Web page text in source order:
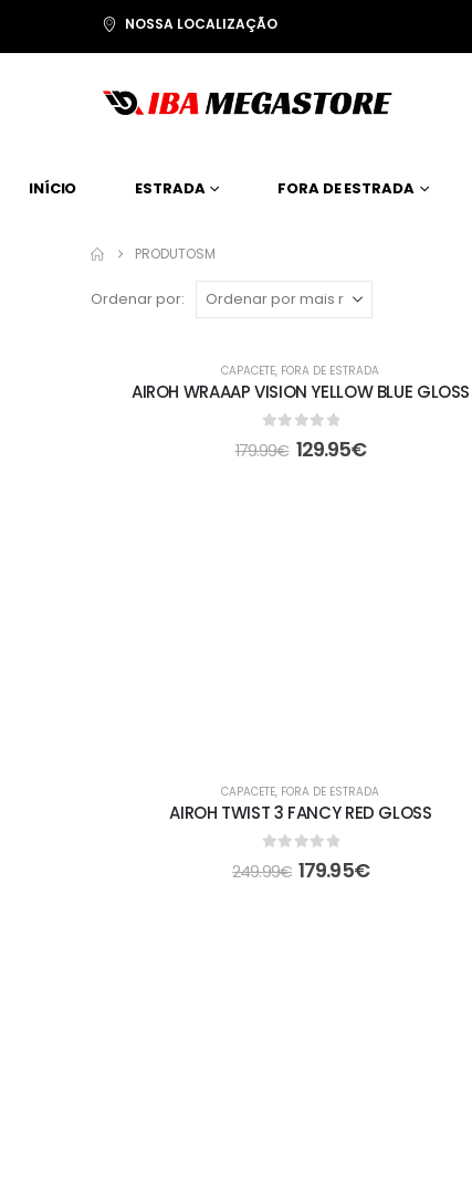
NOSSA LOCALIZAÇÃO
INÍCIO ESTRADA FORA DE ESTRADA
PRODUTOSM
Ordenar por:
CAPACETE, FORA DE ESTRADA
AIROH WRAAAP VISION YELLOW BLUE GLOSS
out of 5
179.99€ 129.95€
CAPACETE, FORA DE ESTRADA
AIROH TWIST 3 FANCY RED GLOSS
out of 5
249.99€ 179.95€